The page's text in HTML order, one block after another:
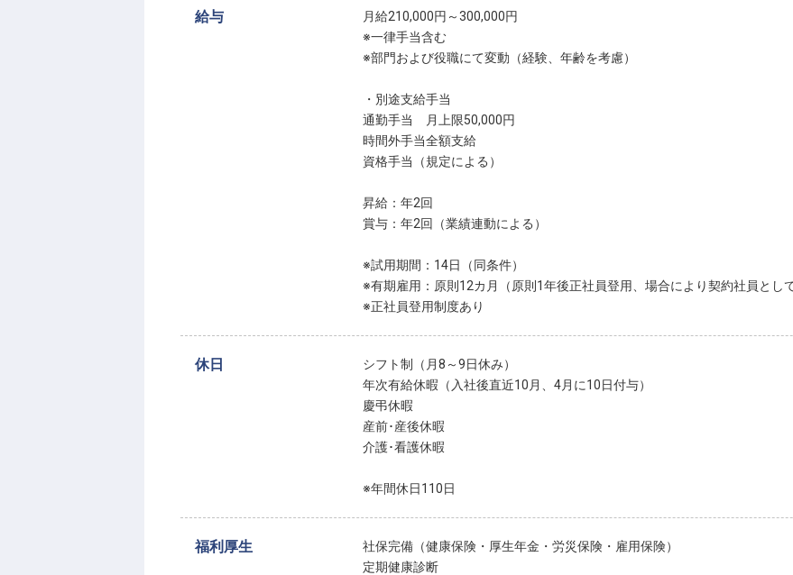
給与
月給210,000円～300,000円
※一律手当含む
※部門および役職にて変動（経験、年齢を考慮）
・別途支給手当
通勤手当 月上限50,000円
時間外手当全額支給
資格手当（規定による）
昇給：年2回
賞与：年2回（業績連動による）
※試用期間：14日（同条件）
※有期雇用：原則12カ月（原則1年後正社員登用、場合により契約社員とし
※正社員登用制度あり
休日
シフト制（月8～9日休み）
年次有給休暇（入社後直近10月、4月に10日付与）
慶弔休暇
産前･産後休暇
介護･看護休暇
※年間休日110日
福利厚生
社保完備（健康保険・厚生年金・労災保険・雇用保険）
定期健康診断